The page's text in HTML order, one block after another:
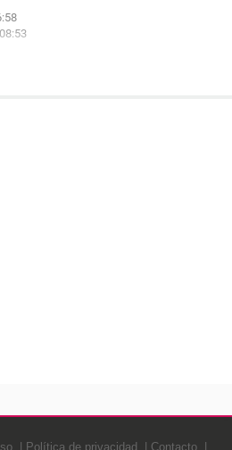
Política de privacidad Contacto